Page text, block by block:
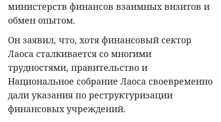
министерств финансов взаимных визитов и
обмен опытом.
Он заявил, что, хотя финансовый сектор
Лаоса сталкивается со многими
трудностями, правительство и
Национальное собрание Лаоса своевременно
дали указания по реструктуризации
финансовых учреждений.